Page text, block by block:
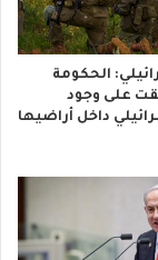
الحكومة
على وجود
داخل أراضيها